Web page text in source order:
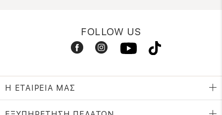
FOLLOW US
Η ΕΤΑΙΡΕΙΑ ΜΑΣ